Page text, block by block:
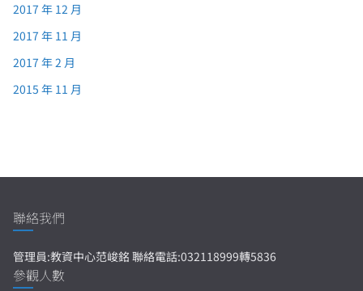
2017 年 12 月
2017 年 11 月
2017 年 2 月
2015 年 11 月
聯絡我們
管理員:教資中心范峻銘 聯絡電話:032118999轉5836
參觀人數